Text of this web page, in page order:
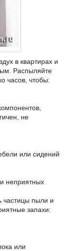
в квартирах и
Распыляйте
часов, чтобы:
не
или сидений
неприятных
частицы пыли и
запахи:
или